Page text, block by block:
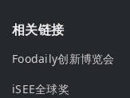
相关链接
Foodaily创新博览会
iSEE全球奖